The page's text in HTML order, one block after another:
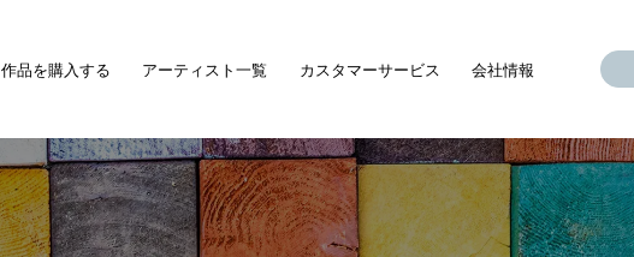
作品を購入する アーティスト一覧 カスタマーサービス 会社情報